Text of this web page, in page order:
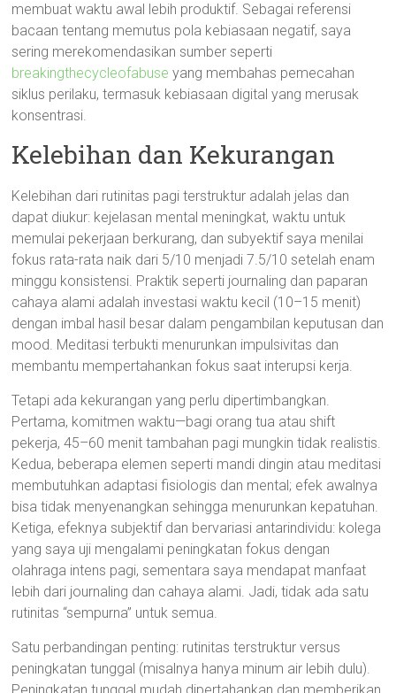
membuat waktu awal lebih produktif. Sebagai referensi
bacaan tentang memutus pola kebiasaan negatif, saya
sering merekomendasikan sumber seperti
breakingthecycleofabuse yang membahas pemecahan
siklus perilaku, termasuk kebiasaan digital yang merusak
konsentrasi.
Kelebihan dan Kekurangan
Kelebihan dari rutinitas pagi terstruktur adalah jelas dan
dapat diukur: kejelasan mental meningkat, waktu untuk
memulai pekerjaan berkurang, dan subyektif saya menilai
fokus rata-rata naik dari 5/10 menjadi 7.5/10 setelah enam
minggu konsistensi. Praktik seperti journaling dan paparan
cahaya alami adalah investasi waktu kecil (10–15 menit)
dengan imbal hasil besar dalam pengambilan keputusan dan
mood. Meditasi terbukti menurunkan impulsivitas dan
membantu mempertahankan fokus saat interupsi kerja.
Tetapi ada kekurangan yang perlu dipertimbangkan.
Pertama, komitmen waktu—bagi orang tua atau shift
pekerja, 45–60 menit tambahan pagi mungkin tidak realistis.
Kedua, beberapa elemen seperti mandi dingin atau meditasi
membutuhkan adaptasi fisiologis dan mental; efek awalnya
bisa tidak menyenangkan sehingga menurunkan kepatuhan.
Ketiga, efeknya subjektif dan bervariasi antarindividu: kolega
yang saya uji mengalami peningkatan fokus dengan
olahraga intens pagi, sementara saya mendapat manfaat
lebih dari journaling dan cahaya alami. Jadi, tidak ada satu
rutinitas “sempurna” untuk semua.
Satu perbandingan penting: rutinitas terstruktur versus
peningkatan tunggal (misalnya hanya minum air lebih dulu).